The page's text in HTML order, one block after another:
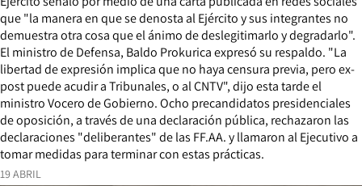
19 ABRIL
que "la manera en que se denosta al Ejército y sus integrantes no
demuestra otra cosa que el ánimo de deslegitimarlo y degradarlo".
El ministro de Defensa, Baldo Prokurica expresó su respaldo. "La
libertad de expresión implica que no haya censura previa, pero ex-
post puede acudir a Tribunales, o al CNTV", dijo esta tarde el
ministro Vocero de Gobierno. Ocho precandidatos presidenciales
de oposición, a través de una declaración pública, rechazaron las
declaraciones "deliberantes" de las FF.AA. y llamaron al Ejecutivo a
tomar medidas para terminar con estas prácticas.